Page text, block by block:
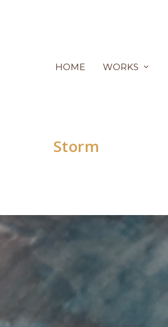
HOME WORKS
Storm